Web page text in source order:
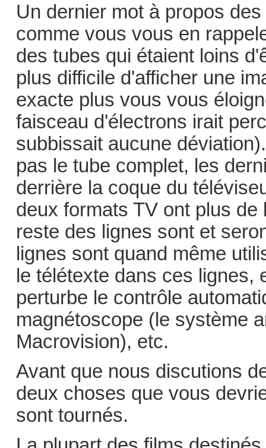
Un dernier mot à propos
comme vous vous en
des tubes qui étaient loins
plus difficile d'afficher une
exacte plus vous vous
faisceau d'électrons irait
subbissait aucune
pas le tube complet, les
derrière la coque du
deux formats TV ont plus
reste des lignes sont et
lignes sont quand même
le télétexte dans ces lignes,
perturbe le contrôle
magnétoscope (le système
Macrovision), etc.
Avant que nous discutions
deux choses que vous
sont tournés.